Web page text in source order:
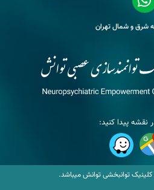
و شمال تهران
نقشه پیدا کنید:
توانبخشی توانش میباشد.